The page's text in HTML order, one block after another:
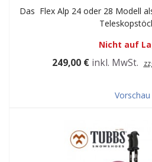
Das Flex Alp 24 oder 28 Modell
Nicht auf
249,00 € inkl. MwSt.
Vorschau